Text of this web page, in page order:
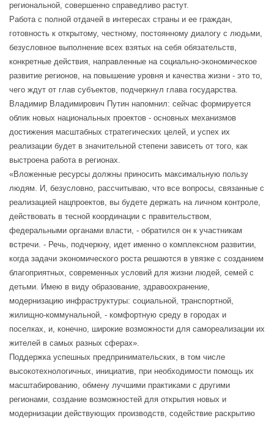
региональной, совершенно справедливо растут.
Работа с полной отдачей в интересах страны и ее граждан,
готовность к открытому, честному, постоянному диалогу с людьми,
безусловное выполнение всех взятых на себя обязательств,
конкретные действия, направленные на социально-экономическое
развитие регионов, на повышение уровня и качества жизни - это то,
чего ждут от глав субъектов, подчеркнул глава государства.
Владимир Владимирович Путин напомнил: сейчас формируется
облик новых национальных проектов - основных механизмов
достижения масштабных стратегических целей, и успех их
реализации будет в значительной степени зависеть от того, как
выстроена работа в регионах.
«Вложенные ресурсы должны приносить максимальную пользу
людям. И, безусловно, рассчитываю, что все вопросы, связанные с
реализацией нацпроектов, вы будете держать на личном контроле,
действовать в тесной координации с правительством,
федеральными органами власти, - обратился он к участникам
встречи. - Речь, подчеркну, идет именно о комплексном развитии,
когда задачи экономического роста решаются в увязке с созданием
благоприятных, современных условий для жизни людей, семей с
детьми. Имею в виду образование, здравоохранение,
модернизацию инфраструктуры: социальной, транспортной,
жилищно-коммунальной, - комфортную среду в городах и
поселках, и, конечно, широкие возможности для самореализации их
жителей в самых разных сферах».
Поддержка успешных предпринимательских, в том числе
высокотехнологичных, инициатив, при необходимости помощь их
масштабированию, обмену лучшими практиками с другими
регионами, создание возможностей для открытия новых и
модернизации действующих производств, содействие раскрытию